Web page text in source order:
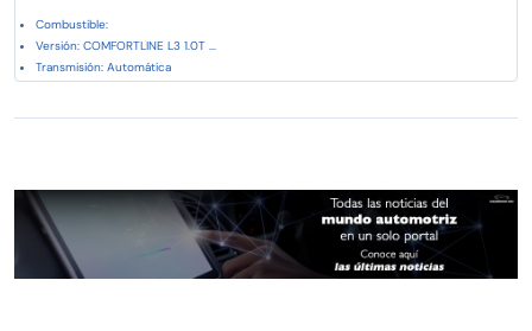
Combustible:
Versión: COMFORTLINE L3 1.0T ...
Transmisión: Automática